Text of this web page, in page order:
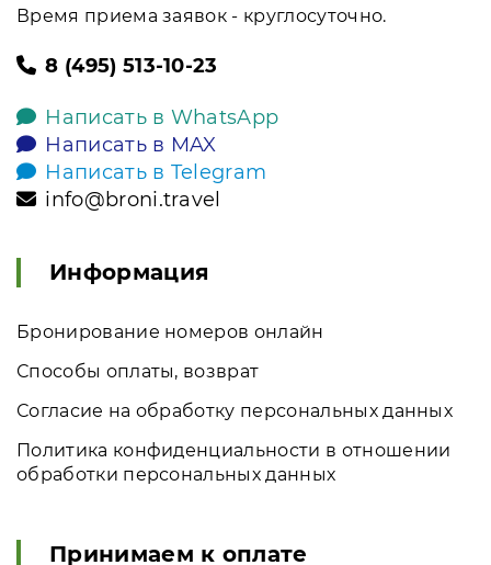
Время приема заявок - круглосуточно.
8 (495) 513-10-23
Написать в WhatsApp
Написать в MAX
Написать в Telegram
info@broni.travel
Информация
Бронирование номеров онлайн
Способы оплаты, возврат
Согласие на обработку персональных данных
Политика конфиденциальности в отношении
обработки персональных данных
Принимаем к оплате